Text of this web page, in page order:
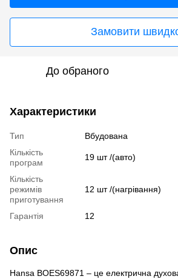
Замовити
До обраного
Характеристики
Тип
Вбудована
Кількість
програм
19 шт /(авто)
Кількість
режимів
приготування
12 шт /(нагрівання)
Гарантія 12
Опис
Hansa BOES69871 – це електрична